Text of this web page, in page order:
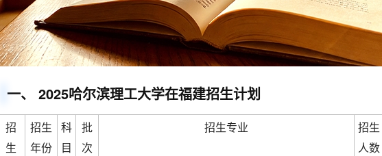
一、 2025哈尔滨理工大学在福建招生计划
招
生
招生
年份
科
目
批
次
招生专业
招生
人数